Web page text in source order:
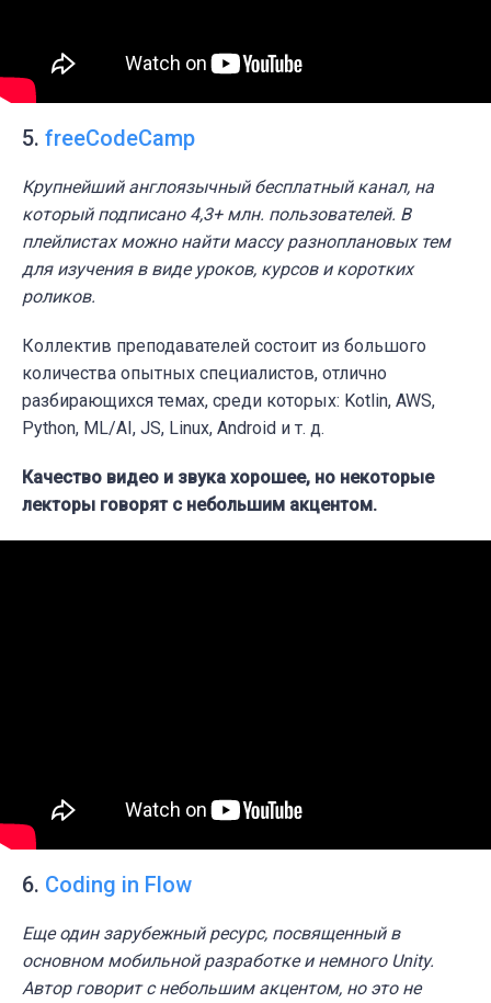
5. freeCodeCamp
Крупнейший англоязычный бесплатный канал, на
который подписано 4,3+ млн. пользователей. В
плейлистах можно найти массу разноплановых тем
для изучения в виде уроков, курсов и коротких
роликов.
Коллектив преподавателей состоит из большого
количества опытных специалистов, отлично
разбирающихся темах, среди которых: Kotlin, AWS,
Python, ML/AI, JS, Linux, Android и т. д.
Качество видео и звука хорошее, но некоторые
лекторы говорят с небольшим акцентом.
6. Coding in Flow
Еще один зарубежный ресурс, посвященный в
основном мобильной разработке и немного Unity.
Автор говорит с небольшим акцентом, но это не